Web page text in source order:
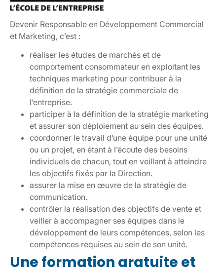
Devenir Responsable en Développement Commercial
et Marketing, c’est :
réaliser les études de marchés et de
comportement consommateur en exploitant les
techniques marketing pour contribuer à la
définition de la stratégie commerciale de
l’entreprise.
participer à la définition de la stratégie marketing
et assurer son déploiement au sein des équipes.
coordonner le travail d’une équipe pour une unité
ou un projet, en étant à l’écoute des besoins
individuels de chacun, tout en veillant à atteindre
les objectifs fixés par la Direction.
assurer la mise en œuvre de la stratégie de
communication.
contrôler la réalisation des objectifs de vente et
veiller à accompagner ses équipes dans le
développement de leurs compétences, selon les
compétences requises au sein de son unité.
Une formation gratuite et